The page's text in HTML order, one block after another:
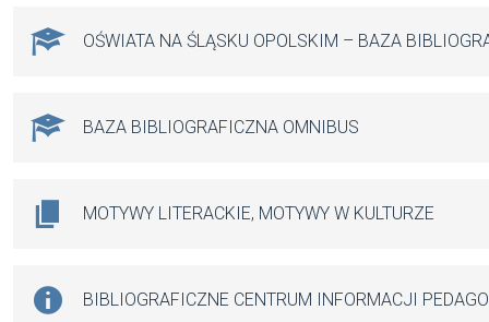
OŚWIATA NA ŚLĄSKU OPOLSKIM – BAZA
BAZA BIBLIOGRAFICZNA OMNIBUS
MOTYWY LITERACKIE, MOTYWY W KULTURZE
BIBLIOGRAFICZNE CENTRUM INFORMACJI